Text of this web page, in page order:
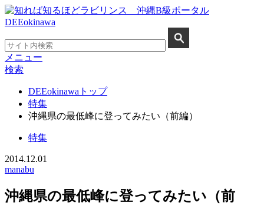
メニュー
検索
DEEokinawaトップ
特集
沖縄県の最低峰に登ってみたい（前編）
特集
2014.12.01
manabu
沖縄県の最低峰に登ってみたい（前